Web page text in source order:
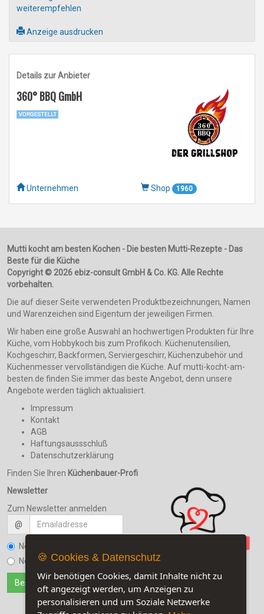
weiterempfehlen
Anzeige ausdrucken
Details zur Anbieter
360° BBQ GmbH
Unternehmen Shop 1960
Mutti kocht am besten Kochen - Die besten Mutti-Rezepte - Das
Beste für die Küche
Copyright © 2026 ebiz-consult GmbH & Co. KG. Alle Rechte
vorbehalten.
Die auf dieser Seite verwendeten Produktbezeichnungen, Namen
und Warenzeichen sind Eigentum der jeweiligen Firmen.
Wir haben eine große Auswahl an hochwertigen Produkten für Ihre
Küche, vom Hobbykoch bis zum Profikoch. Küchenutensilien,
Kochgeschirr, Backformen, Serviergeschirr, Küchenzubehör und
Küchenmesser vervollständigen die Küche. Auf mutti-kocht-am-
besten.de finden Sie immer das beste Angebot, denn unsere
Angebote werden täglich aktualisiert.
Impressum
Kontakt
AGB
Haftungsaussschluß
Datenschutzerklärung
Finden Sie Ihren Küchenbauer-Profi
Newsletter
Zum Newsletter anmelden
@
Newsletter bestellen
Newsletter kündigen
🍪 Cookies & Datenschutz
Wir benötigen Cookies, damit Inhalte nicht zu
oft angezeigt werden, um Anzeigen zu
personalisieren und um Soziale Netzwerke